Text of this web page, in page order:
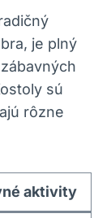
je plný
sú
rôzne
aktivity